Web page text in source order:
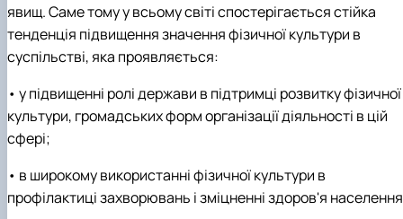
явищ. Саме тому у всьому світі спостерігається стійка
тенденція підвищення значення фізичної культури в
суспільстві, яка проявляється:
• у підвищенні ролі держави в підтримці розвитку фізичної
культури, громадських форм організації діяльності в цій
сфері;
• в широкому використанні фізичної культури в
профілактиці захворювань і зміцненні здоров'я